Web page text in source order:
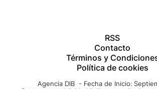
RSS
Contacto
Términos y
Política de cookies
Agencia DIB - Fecha de Inicio: